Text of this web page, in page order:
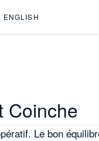
ENGLISH
Coinche
Le bon